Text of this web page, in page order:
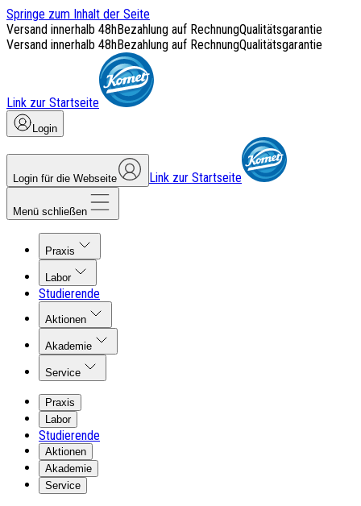
Springe zum Inhalt der Seite
Versand innerhalb 48hBezahlung auf RechnungQualitätsgarantie
Versand innerhalb 48hBezahlung auf RechnungQualitätsgarantie
Link zur Startseite
Login
Login für die Webseite Link zur Startseite
Menü schließen
Praxis
Labor
Studierende
Aktionen
Akademie
Service
Praxis
Labor
Studierende
Aktionen
Akademie
Service